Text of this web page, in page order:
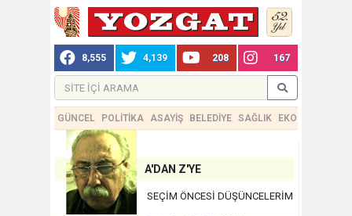
8,555 4,139 208 167
GÜNCEL POLİTİKA ASAYİŞ BELEDİYE SAĞLIK EKONOMİ
A'DAN Z'YE
SEÇİM ÖNCESİ DÜŞÜNCELERİM